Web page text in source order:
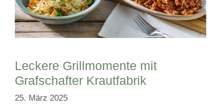
Leckere Grillmomente mit
Grafschafter Krautfabrik
25. März 2025